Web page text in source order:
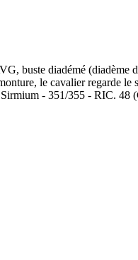
buste diadémé (diadème
le cavalier regarde
- 351/355 - RIC. 48